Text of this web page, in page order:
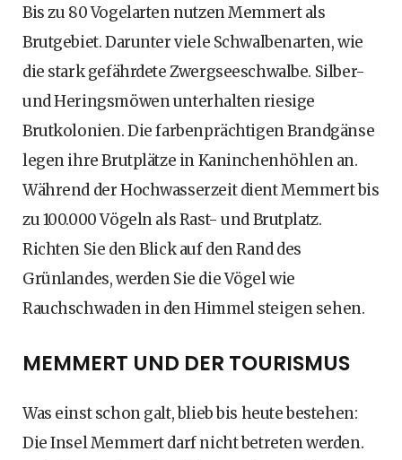
Bis zu 80 Vogelarten nutzen Memmert als
Brutgebiet. Darunter viele Schwalbenarten, wie
die stark gefährdete Zwergseeschwalbe. Silber-
und Heringsmöwen unterhalten riesige
Brutkolonien. Die farbenprächtigen Brandgänse
legen ihre Brutplätze in Kaninchenhöhlen an.
Während der Hochwasserzeit dient Memmert bis
zu 100.000 Vögeln als Rast- und Brutplatz.
Richten Sie den Blick auf den Rand des
Grünlandes, werden Sie die Vögel wie
Rauchschwaden in den Himmel steigen sehen.
MEMMERT UND DER TOURISMUS
Was einst schon galt, blieb bis heute bestehen:
Die Insel Memmert darf nicht betreten werden.